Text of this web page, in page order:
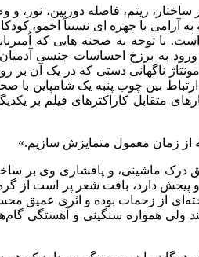
ریتم، فاصله دوربین،‌ نور،
به طوری که به آرامی با چهره ای
با توجه به صحنه هایی که
به برزخ احساسات جنسی
ناگهانی دستی که در یک آن
بین چوب پنبه یک شامپاین با
متقابل کاراکترهای فیلم بر
از زمان معمول متمایزش سازیم.»
دقیق درک ماشینی، و پافشاری
دارد، بافت شعر پر است از
از زحمات بوده و اثری
ولی همواره سنگینی و آهستگی